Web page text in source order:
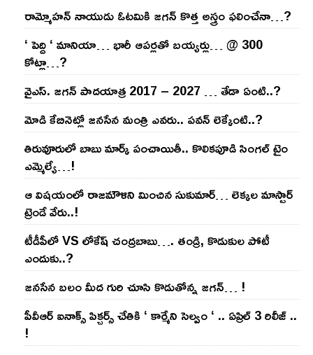
రామ్మోహ‌న్ నాయుడు ఓట‌మికి జ‌గ‌న్ కొత్త అస్త్రం ఫ‌లించేనా…?
‘ పెద్ది ‘ మానియా… భారీ ఆప‌ర్ల‌తో బ‌య్య‌ర్లు… @ 300
కోట్లా…?
వైఎస్‌. జ‌గ‌న్ పాద‌యాత్ర 2017 – 2027 … తేడా ఏంటి..?
మోడి కేబినెట్లో జ‌నసేన మంత్రి ఎవ‌రు.. ప‌వ‌న్ లెక్కేంటి..?
తిరువూరులో బాబు మార్క్ పంచాయితీ.. కొలిక‌పూడి సింగ‌ల్ టైం
ఎమ్మెల్యే…!
ఆ విష‌యంలో రాజ‌మౌళిని మించిన సుకుమార్‌… లెక్క‌ల మాస్టార్
ట్రెండే వేరు..!
టీడీపీలో VS లోకేష్ చంద్ర‌బాబు…. తండ్రి, కొడుకుల పోటీ
ఎందుకు..?
జ‌న‌సేన బ‌లం మీద గురి చూసి కొడుతోన్న జ‌గ‌న్‌… !
పీవీఆర్ ఐనాక్స్ పిక్చర్స్ చేతికి ‘ కార్మేని సెల్వం ‘ .. ఏప్రిల్ 3 రిలీజ్ ..
!